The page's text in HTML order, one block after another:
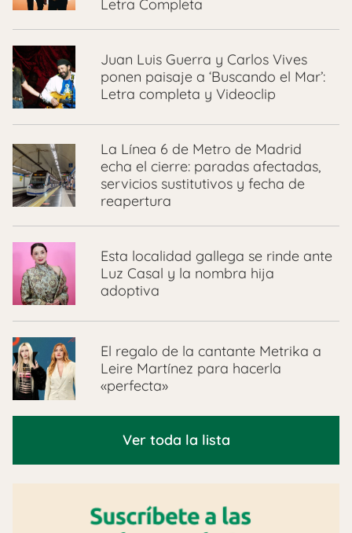
Letra Completa
Juan Luis Guerra y Carlos Vives
ponen paisaje a ‘Buscando el Mar’:
Letra completa y Videoclip
La Línea 6 de Metro de Madrid
echa el cierre: paradas afectadas,
servicios sustitutivos y fecha de
reapertura
Esta localidad gallega se rinde ante
Luz Casal y la nombra hija
adoptiva
El regalo de la cantante Metrika a
Leire Martínez para hacerla
«perfecta»
Ver toda la lista